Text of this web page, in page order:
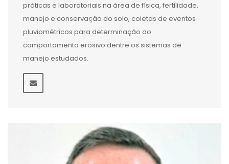
práticas e laboratoriais na área de física, fertilidade,
manejo e conservação do solo, coletas de eventos
pluviométricos para determinação do
comportamento erosivo dentre os sistemas de
manejo estudados.